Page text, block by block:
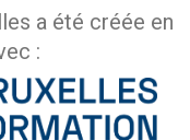
a été créée en
: